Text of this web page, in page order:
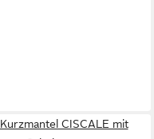
Kurzmantel CISCALE mit